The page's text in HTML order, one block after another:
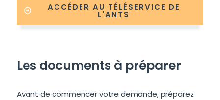
ACCÉDER AU TÉLÉSERVICE DE
L'ANTS
Les documents à préparer
Avant de commencer votre demande, préparez